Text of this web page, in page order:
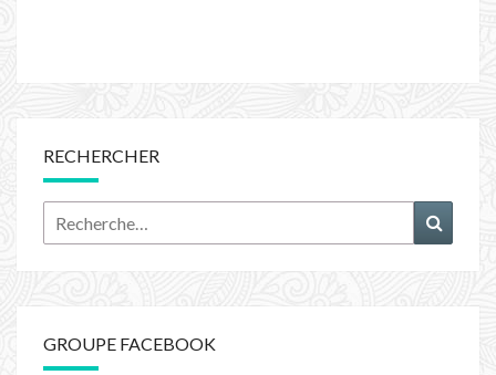
RECHERCHER
Rechercher :
GROUPE FACEBOOK